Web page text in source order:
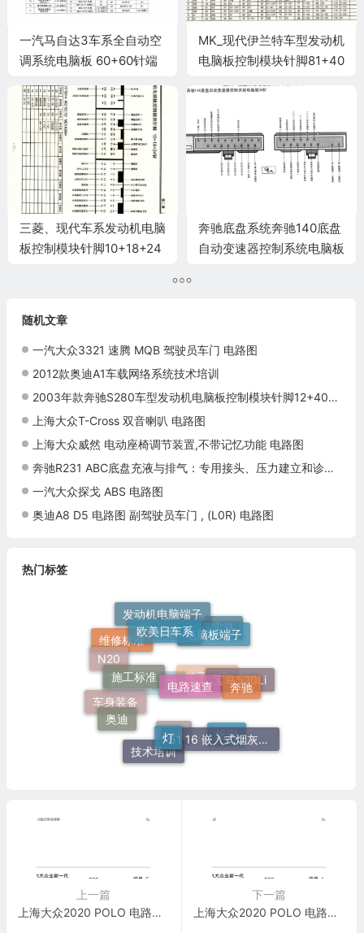
一汽马自达3车系全自动空
调系统电脑板 60+60针端
MK_现代伊兰特车型发动机
电脑板控制模块针脚81+40
三菱、现代车系发动机电脑
板控制模块针脚10+18+24
奔驰底盘系统奔驰140底盘
自动变速器控制系统电脑板
随机文章
一汽大众3321 速腾 MQB 驾驶员车门 电路图
2012款奥迪A1车载网络系统技术培训
2003年款奔驰S280车型发动机电脑板控制模块针脚12+40+24+48+21针 端子图
上海大众T-Cross 双音喇叭 电路图
上海大众威然 电动座椅调节装置,不带记忆功能 电路图
奔驰R231 ABC底盘充液与排气：专用接头、压力建立和诊断循环
一汽大众探戈 ABS 电路图
奥迪A8 D5 电路图 副驾驶员车门 , (L0R) 电路图
热门标签
技术培训
F18 培训
51 16 嵌入式烟灰缸托架
灯
奥迪
车身装备
群辉维修标准
端子速查
宝马520Li
奔驰
电路速查
施工标准
N20
维修标准 520Li
宝马
电脑板端子
欧美日车系
发动机电脑端子
上一篇
上海大众2020 POLO 电路图 雨水与光线识别传感器 电路图
下一篇
上海大众2020 POLO 电路图 音响系统 电路图